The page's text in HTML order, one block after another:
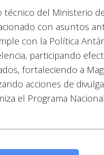
técnico del Ministerio
con asuntos
con la Política
participando
fortaleciendo a
acciones de
el Programa